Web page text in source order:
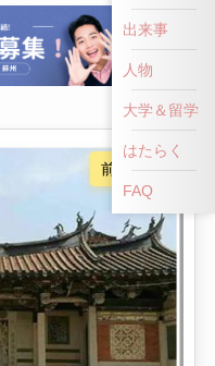
は、こちらをクリックして！
👍 いいね！
出来事
人物
大学＆留学
はたらく
FAQ